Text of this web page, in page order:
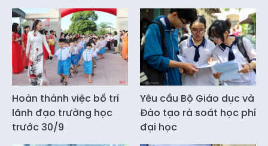
Hoàn thành việc bố trí
lãnh đạo trường học
trước 30/9
Yêu cầu Bộ Giáo dục và
Đào tạo rà soát học phí
đại học